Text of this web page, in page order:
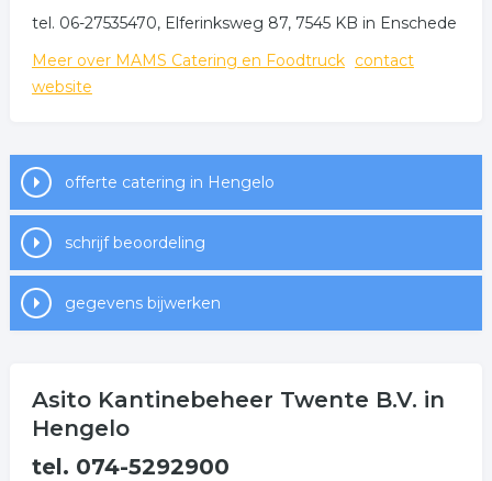
tel. 06-27535470, Elferinksweg 87, 7545 KB in Enschede
Meer over MAMS Catering en Foodtruck contact
website
offerte catering in Hengelo
schrijf beoordeling
gegevens bijwerken
Asito Kantinebeheer Twente B.V. in
Hengelo
tel. 074-5292900